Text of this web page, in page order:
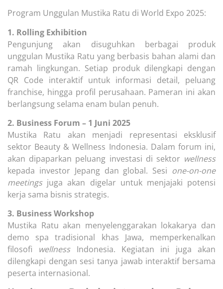
Program Unggulan Mustika Ratu di World Expo 2025:
1. Rolling Exhibition
Pengunjung akan disuguhkan berbagai produk
unggulan Mustika Ratu yang berbasis bahan alami dan
ramah lingkungan. Setiap produk dilengkapi dengan
QR Code interaktif untuk informasi detail, peluang
franchise, hingga profil perusahaan. Pameran ini akan
berlangsung selama enam bulan penuh.
2. Business Forum – 1 Juni 2025
Mustika Ratu akan menjadi representasi eksklusif
sektor Beauty & Wellness Indonesia. Dalam forum ini,
akan dipaparkan peluang investasi di sektor wellness
kepada investor Jepang dan global. Sesi one-on-one
meetingsjuga akan digelar untuk menjajaki potensi
kerja sama bisnis strategis.
3. Business Workshop
Mustika Ratu akan menyelenggarakan lokakarya dan
demo spa tradisional khas Jawa, memperkenalkan
filosofi wellnessIndonesia. Kegiatan ini juga akan
dilengkapi dengan sesi tanya jawab interaktif bersama
peserta internasional.